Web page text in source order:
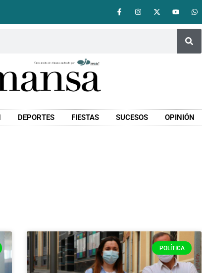
DEPORTES FIESTAS SUCESOS OPINIÓN
POLÍTICA